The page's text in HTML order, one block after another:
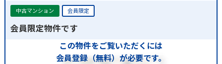
中古マンション 会員限定
会員限定物件です
この物件をご覧いただくには
会員登録（無料）が必要です。